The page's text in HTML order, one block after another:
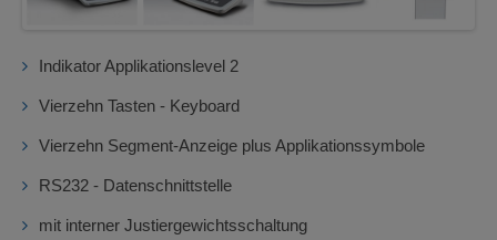
Indikator Applikationslevel 2
Vierzehn Tasten - Keyboard
Vierzehn Segment-Anzeige plus Applikationssymbole
RS232 - Datenschnittstelle
mit interner Justiergewichtsschaltung